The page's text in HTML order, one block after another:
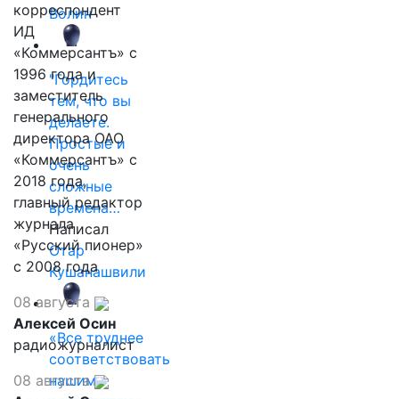
Волин
"Гордитесь
тем, что вы
делаете.
Простые и
очень
сложные
времена…
Написал
Отар
Кушанашвили
«Все труднее
соответствовать
нашим
корреспондент
ИД
«Коммерсантъ» с
1996 года и
заместитель
генерального
директора ОАО
«Коммерсантъ» с
2018 года,
главный редактор
журнала
«Русский пионер»
с 2008 года
08 августа
Алексей Осин
радиожурналист
08 августа